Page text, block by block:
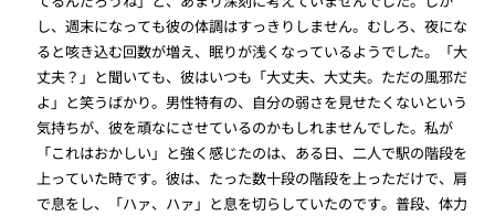
し、週末になっても彼の体調はすっきりしません。むしろ、夜にな
ると咳き込む回数が増え、眠りが浅くなっているようでした。「大
丈夫？」と聞いても、彼はいつも「大丈夫、大丈夫。ただの風邪だ
よ」と笑うばかり。男性特有の、自分の弱さを見せたくないという
気持ちが、彼を頑なにさせているのかもしれませんでした。私が
「これはおかしい」と強く感じたのは、ある日、二人で駅の階段を
上っていた時です。彼は、たった数十段の階段を上っただけで、肩
で息をし、「ハァ、ハァ」と息を切らしていたのです。普段、体力